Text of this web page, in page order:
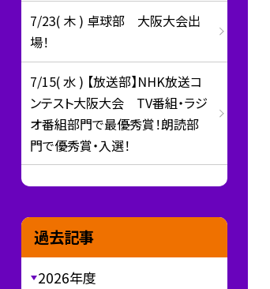
7/23( 木 ) 卓球部 大阪大会出
場！
7/15( 水 ) 【放送部】NHK放送コ
ンテスト大阪大会 TV番組・ラジ
オ番組部門で最優秀賞！朗読部
門で優秀賞・入選！
過去記事
2026年度